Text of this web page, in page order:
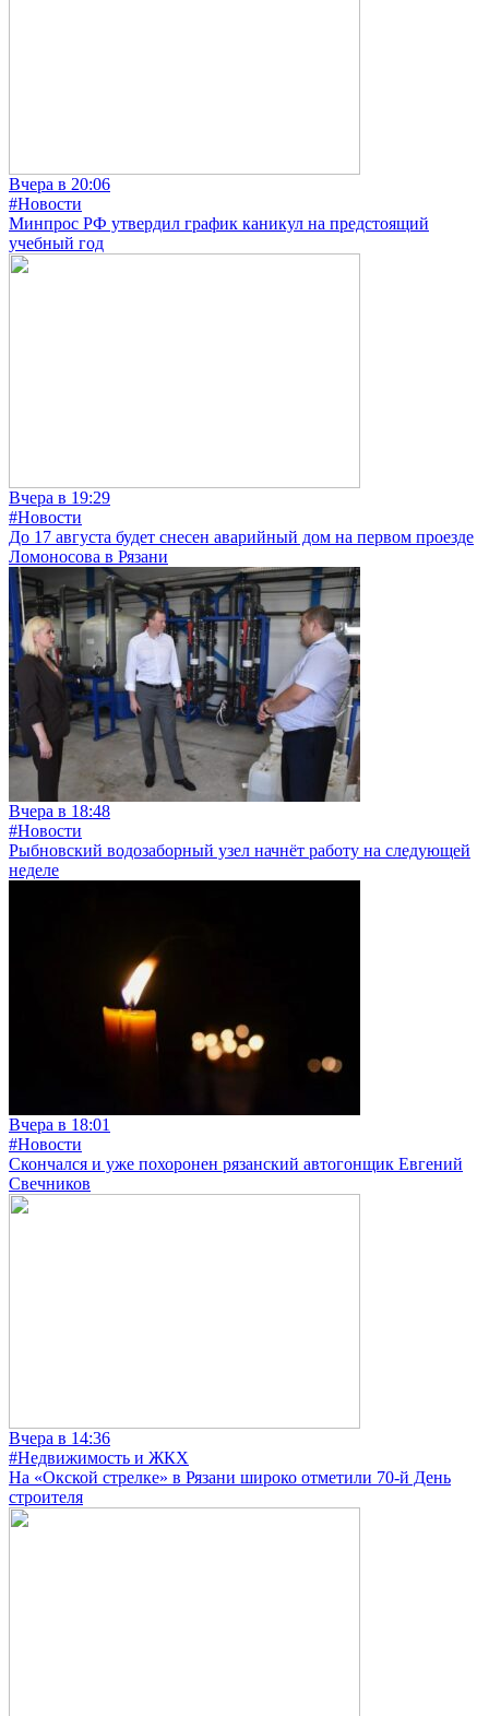
Вчера в 20:06
#Новости
Минпрос РФ утвердил график каникул на предстоящий
учебный год
Вчера в 19:29
#Новости
До 17 августа будет снесен аварийный дом на первом проезде
Ломоносова в Рязани
Вчера в 18:48
#Новости
Рыбновский водозаборный узел начнёт работу на следующей
неделе
Вчера в 18:01
#Новости
Скончался и уже похоронен рязанский автогонщик Евгений
Свечников
Вчера в 14:36
#Недвижимость и ЖКХ
На «Окской стрелке» в Рязани широко отметили 70-й День
строителя